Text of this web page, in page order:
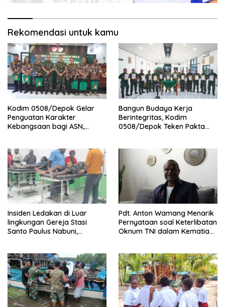
Rekomendasi untuk kamu
Kodim 0508/Depok Gelar
Penguatan Karakter
Kebangsaan bagi ASN,
Bangun Budaya Kerja
Berintegritas, Kodim
0508/Depok Teken Pakta
Insiden Ledakan di Luar
lingkungan Gereja Stasi
Santo Paulus Nabuni,
Pdt. Anton Wamang Menarik
Pernyataan soal Keterlibatan
Oknum TNI dalam Kematian